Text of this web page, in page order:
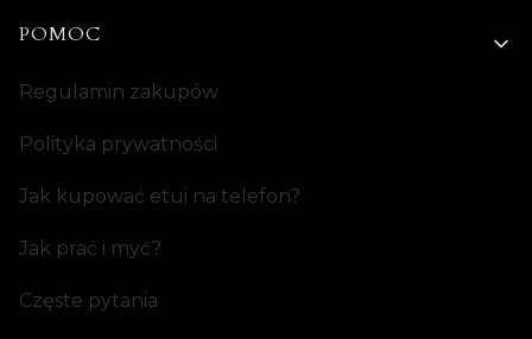
POMOC
Regulamin zakupów
Polityka prywatności
Jak kupować etui na telefon?
Jak prać i myć?
Częste pytania